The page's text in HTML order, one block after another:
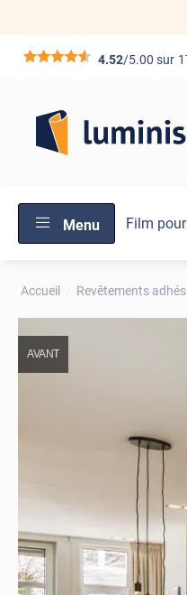
*****4.52/5.00 sur
Menu Film
Accueil Revêtements
AVANT